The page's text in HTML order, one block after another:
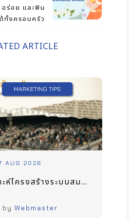
ร่อย และฟิน
ทั้งครอบครัว
ARTICLE
MARKETING TIPS
AUG 2026
สรุปและวิเคราะห์โครงสร้างระบบสมาชิกของ RBSC เมื่อระบบสมาชิกกลายเป็น “สินทรัพย์ทางสังคม”
by Webmaster